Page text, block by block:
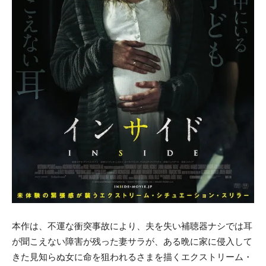
本作は、不運な衝突事故により、夫を失い補聴器ナシでは耳
が聞こえない障害が残った妻サラが、ある晩に家に侵入して
きた見知らぬ女に命を狙われるさまを描くエクストリーム・